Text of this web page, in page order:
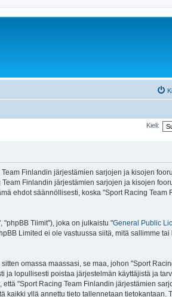
Kieli:
Finlandin järjestämien sarjojen ja kisojen
Finlandin järjestämien sarjojen ja kisojen
ehdot säännöllisesti, koska "Sport Racing Team
"phpBB Tiimit"), joka on julkaistu "General Public
Limited ei ole vastuussa siitä, mitä sallimme tai
omassa maassasi, se maa, johon "Sport
ja lopullisesti poistaa järjestelmän käyttäjistä ja
"Sport Racing Team Finlandin järjestämien
kaikki yllä annettu tieto tallennetaan tietokantaan.